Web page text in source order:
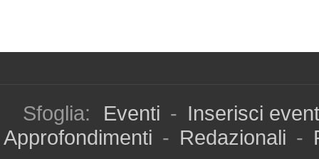
Sfoglia: Eventi - Inserisci
Approfondimenti - Redazionali -